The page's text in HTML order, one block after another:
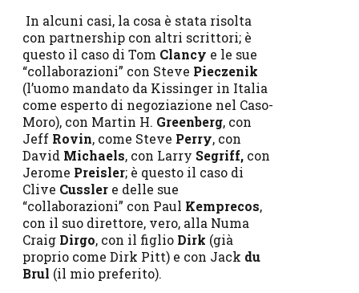
In alcuni casi, la cosa è stata risolta
con partnership con altri scrittori; è
questo il caso di Tom Clancy e le sue
“collaborazioni” con Steve Pieczenik
(l’uomo mandato da Kissinger in Italia
come esperto di negoziazione nel Caso-
Moro), con Martin H. Greenberg, con
Jeff Rovin, come Steve Perry, con
David Michaels, con Larry Segriff, con
Jerome Preisler; è questo il caso di
Clive Cussler e delle sue
“collaborazioni” con Paul Kemprecos,
con il suo direttore, vero, alla Numa
Craig Dirgo, con il figlio Dirk (già
proprio come Dirk Pitt) e con Jack du
Brul (il mio preferito).